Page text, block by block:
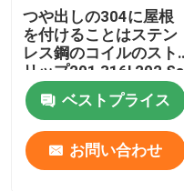
つや出しの304に屋根
を付けることはステン
レス鋼のコイルのスト
リップ201 316l 202 Ss
304のコイルを冷間圧
延したベストプライス
お問い合わせ